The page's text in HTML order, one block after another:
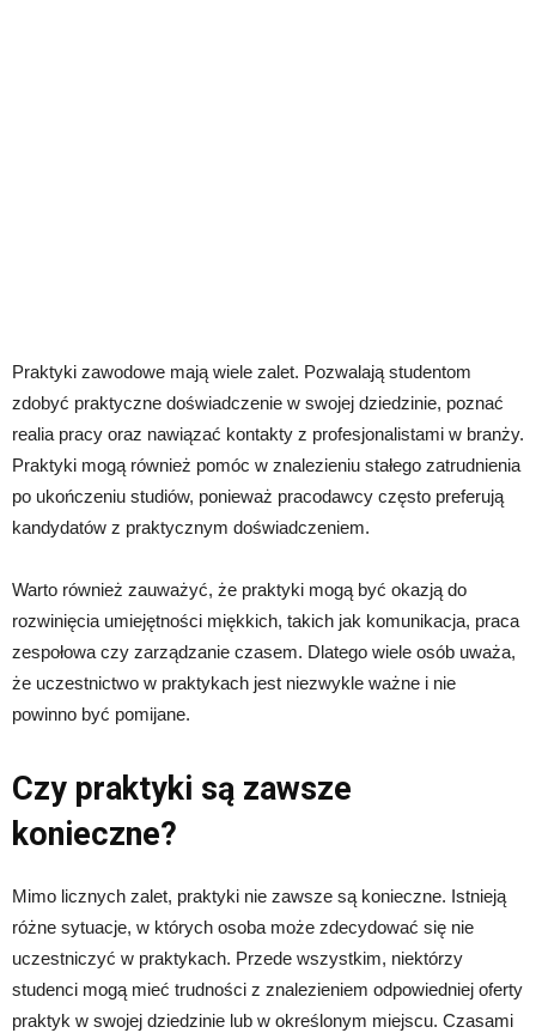
Praktyki zawodowe mają wiele zalet. Pozwalają studentom
zdobyć praktyczne doświadczenie w swojej dziedzinie, poznać
realia pracy oraz nawiązać kontakty z profesjonalistami w branży.
Praktyki mogą również pomóc w znalezieniu stałego zatrudnienia
po ukończeniu studiów, ponieważ pracodawcy często preferują
kandydatów z praktycznym doświadczeniem.
Warto również zauważyć, że praktyki mogą być okazją do
rozwinięcia umiejętności miękkich, takich jak komunikacja, praca
zespołowa czy zarządzanie czasem. Dlatego wiele osób uważa,
że uczestnictwo w praktykach jest niezwykle ważne i nie
powinno być pomijane.
Czy praktyki są zawsze
konieczne?
Mimo licznych zalet, praktyki nie zawsze są konieczne. Istnieją
różne sytuacje, w których osoba może zdecydować się nie
uczestniczyć w praktykach. Przede wszystkim, niektórzy
studenci mogą mieć trudności z znalezieniem odpowiedniej oferty
praktyk w swojej dziedzinie lub w określonym miejscu. Czasami